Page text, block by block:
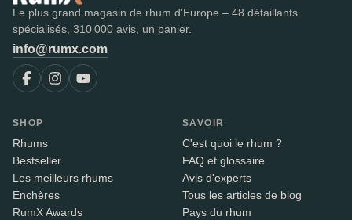
Le plus grand magasin de rhum d'Europe – 48 détaillants
spécialisés, 310 000 avis, un panier.
info@rumx.com
SHOP
Rhums
Bestseller
Les meilleurs rhums
Enchères
RumX Awards
SAVOIR
C'est quoi le rhum ?
FAQ et glossaire
Avis d'experts
Tous les articles de blog
Pays du rhum